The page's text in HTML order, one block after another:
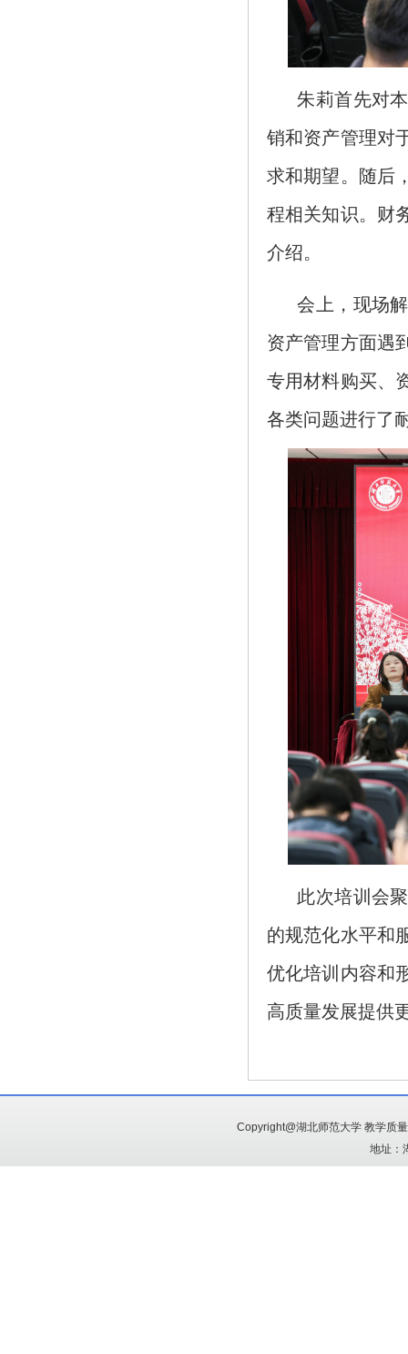
朱莉首先对
销和资产管理对
求和期望。随后
程相关知识。财
介绍。
会上，现场
资产管理方面遇
专用材料购买、
各类问题进行了
此次培训会
的规范化水平和
优化培训内容和
高质量发展提供
Copyright@湖北师范大学 教学质
地址：